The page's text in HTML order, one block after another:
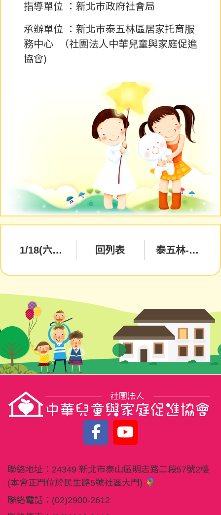
指導單位 ：新北市政府社會局
承辦單位 ：新北市泰五林區居家托育服
務中心 （社團法人中華兒童與家庭促進
協會)
1/18(六)團體健康檢查活動說明 回列表 泰五林-行動諮詢服務站
聯絡地址： 24349 新北市泰山區明志路二段57號2樓
(本會正門位於民生路5號社區大門)
聯絡電話： (02)2900-2612